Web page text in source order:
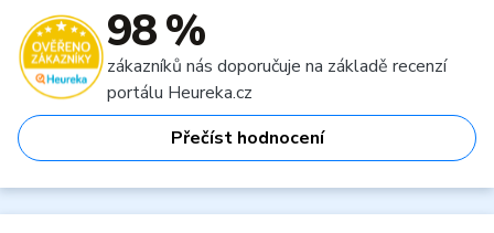
98 %
zákazníků nás doporučuje na základě recenzí
portálu Heureka.cz
Přečíst hodnocení